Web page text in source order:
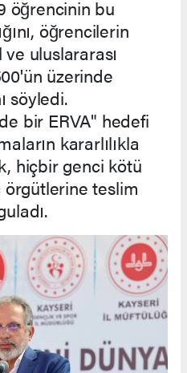
öğrencinin bu
öğrencilerin
uluslararası
üzerinde
söyledi.
bir ERVA" hedefi
kararlılıkla
hiçbir genci kötü
örgütlerine teslim